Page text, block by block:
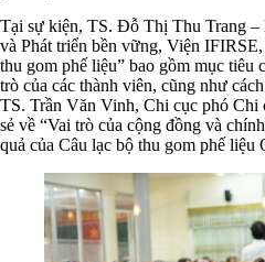
Tại sự kiện, TS. Đỗ Thị Thu Trang
và Phát triển bền vững, Viện
thu gom phế liệu” bao gồm mục tiêu
trò của các thành viên, cũng như
TS. Trần Văn Vinh, Chi cục phó
sẻ về “Vai trò của cộng đồng và
quả của Câu lạc bộ thu gom phế liệu